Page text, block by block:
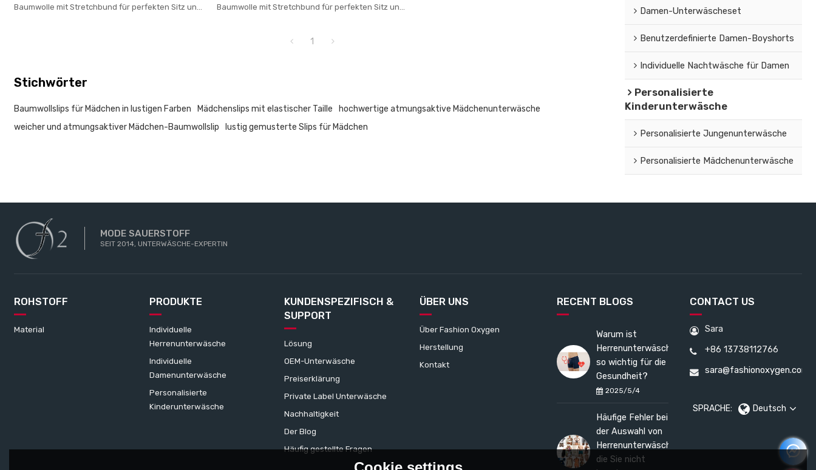
Baumwolle mit Stretchbund für perfekten Sitz und
Baumwolle mit Stretchbund für perfekten Sitz und
1
Stichwörter
Baumwollslips für Mädchen in lustigen Farben Mädchenslips mit elastischer Taille
hochwertige atmungsaktive Mädchenunterwäsche
weicher und atmungsaktiver Mädchen-Baumwollslip
lustig gemusterte Slips für Mädchen
Damen-Unterwäscheset
Benutzerdefinierte Damen-Boyshorts
Individuelle Nachtwäsche für Damen
Personalisierte
Kinderunterwäsche
Personalisierte Jungenunterwäsche
Personalisierte Mädchenunterwäsche
MODE SAUERSTOFF
SEIT 2014, UNTERWÄSCHE-EXPERTIN
ROHSTOFF
Material
PRODUKTE
Individuelle
Herrenunterwäsche
Individuelle
Damenunterwäsche
Personalisierte
Kinderunterwäsche
KUNDENSPEZIFISCH &
SUPPORT
Lösung
OEM-Unterwäsche
Preiserklärung
Private Label Unterwäsche
Nachhaltigkeit
Der Blog
Häufig gestellte Fragen
ÜBER UNS
Über Fashion Oxygen
Herstellung
Kontakt
RECENT BLOGS
2025/5/4
Warum ist
Herrenunterwäsche
so wichtig für die
Gesundheit?
Häufige Fehler bei
der Auswahl von
Herrenunterwäsche,
die Sie nicht
CONTACT US
Sara
+86 13738112766
sara@fashionoxygen.com
SPRACHE: Deutsch